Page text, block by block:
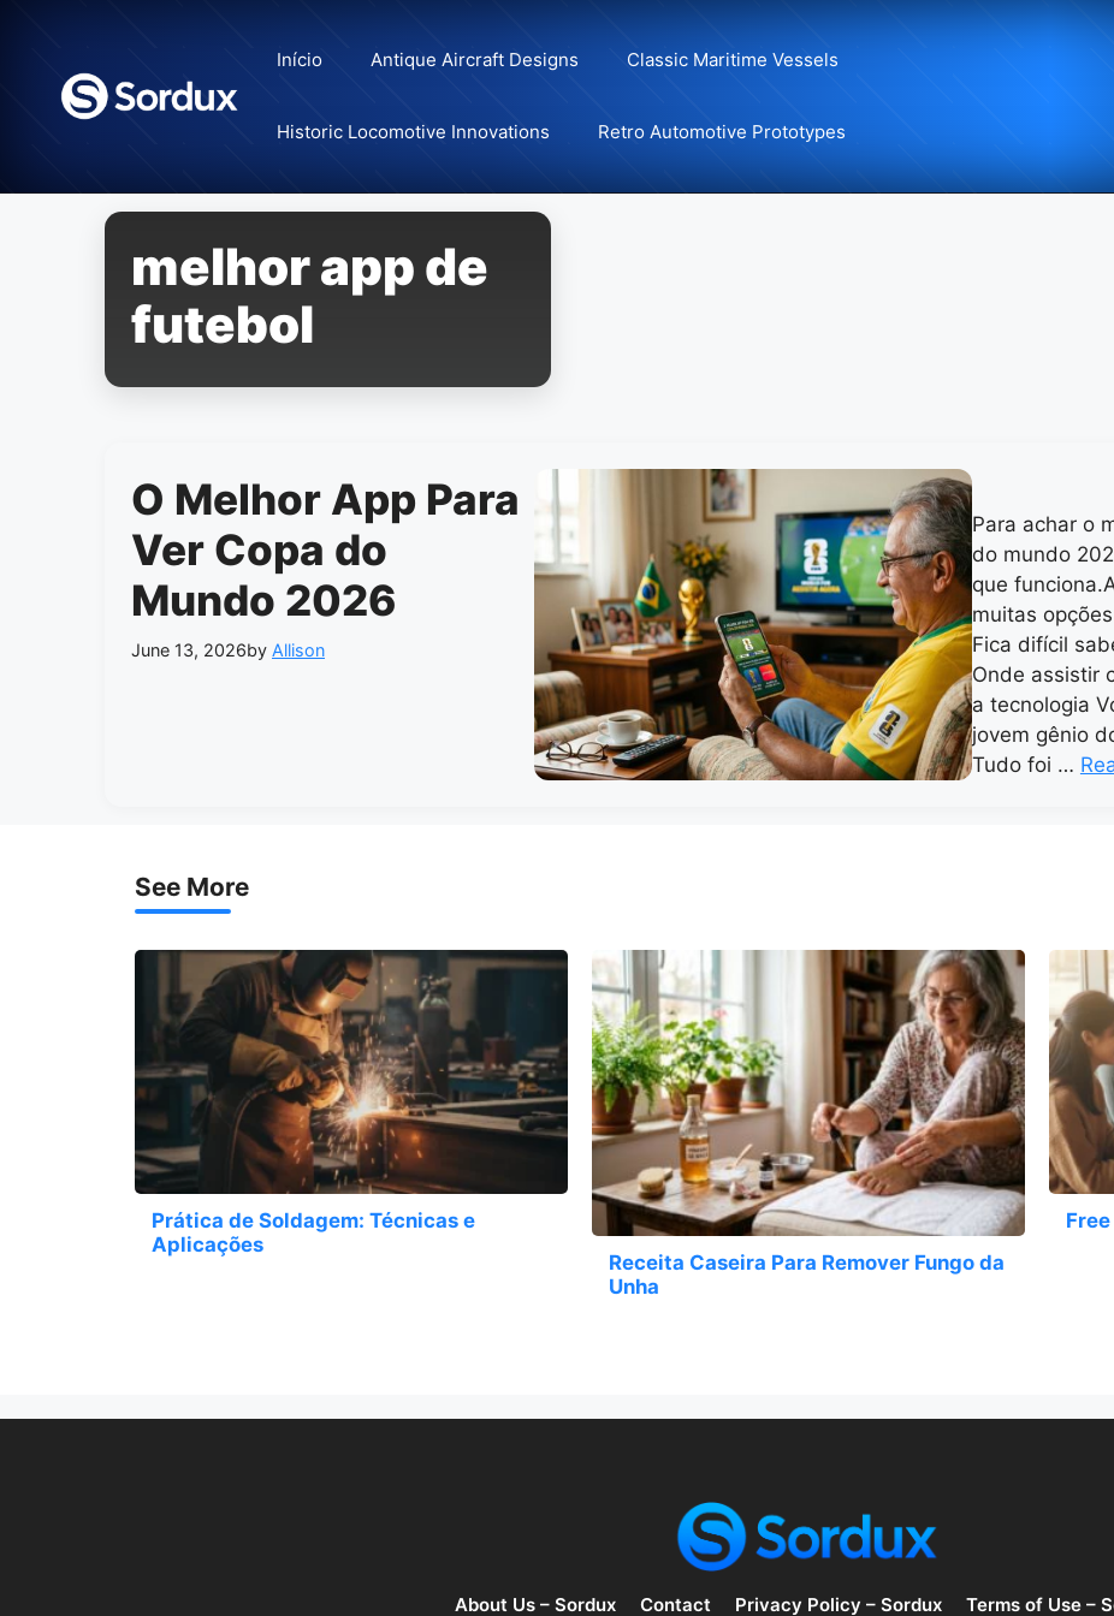
content
Início Antique Aircraft Designs Classic Maritime Vessels
Historic Locomotive Innovations Retro Automotive Prototypes
melhor app de
futebol
O Melhor App Para
Ver Copa do
Mundo 2026
June 13, 2026by Allison
Para achar o
do mundo
que
muitas
Fica difícil
Onde assistir
a tecnologia
jovem gênio
Tudo foi …
See More
Prática de Soldagem: Técnicas e
Aplicações
Receita Caseira Para Remover Fungo da
Unha
About Us – Sordux Contact Privacy Policy – Sordux Terms of Use –